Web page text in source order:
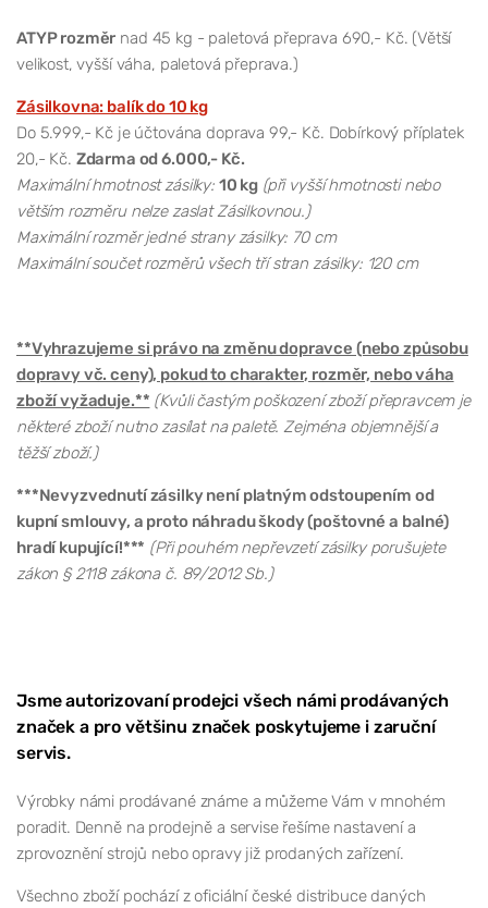
ATYP rozměr nad 45 kg - paletová přeprava 690,- Kč. (Větší
velikost, vyšší váha, paletová přeprava.)
Zásilkovna: balík do 10 kg
Do 5.999,- Kč je účtována doprava 99,- Kč. Dobírkový příplatek
20,- Kč. Zdarma od 6.000,- Kč.
Maximální hmotnost zásilky: 10 kg (při vyšší hmotnosti nebo
větším rozměru nelze zaslat Zásilkovnou.)
Maximální rozměr jedné strany zásilky: 70 cm
Maximální součet rozměrů všech tří stran zásilky: 120 cm
**Vyhrazujeme si právo na změnu dopravce (nebo způsobu
dopravy vč. ceny), pokud to charakter, rozměr, nebo váha
zboží vyžaduje.** (Kvůli častým poškození zboží přepravcem je
některé zboží nutno zasílat na paletě. Zejména objemnější a
těžší zboží.)
***Nevyzvednutí zásilky není platným odstoupením od
kupní smlouvy, a proto náhradu škody (poštovné a balné)
hradí kupující!*** (Při pouhém nepřevzetí zásilky porušujete
zákon § 2118 zákona č. 89/2012 Sb.)
Jsme autorizovaní prodejci všech námi prodávaných
značek a pro většinu značek poskytujeme i zaruční
servis.
Výrobky námi prodávané známe a můžeme Vám v mnohém
poradit. Denně na prodejně a servise řešíme nastavení a
zprovoznění strojů nebo opravy již prodaných zařízení.
Všechno zboží pochází z oficiální české distribuce daných